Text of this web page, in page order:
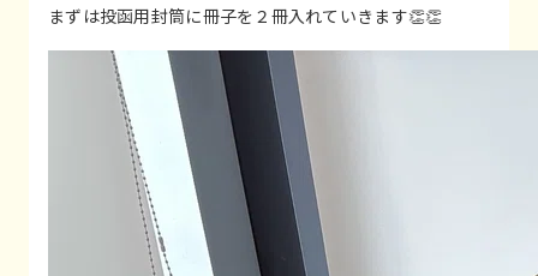
まずは投函用封筒に冊子を２冊入れていきます👏👏